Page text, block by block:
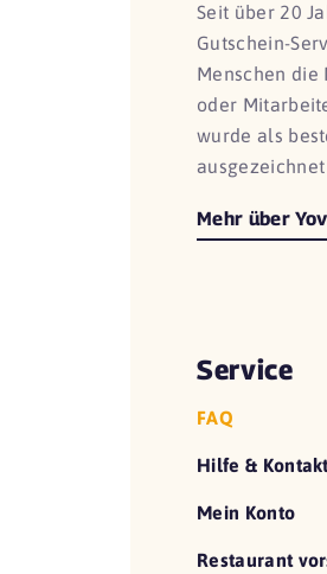
Seit über 20
Gutschein-
Menschen die
oder
wurde als
Mehr über
Service
FAQ
Hilfe &
Mein Konto
Restaurant